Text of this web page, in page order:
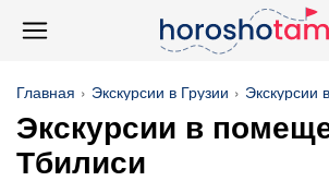
Главная Экскурсии в Грузии Экскурсии
Экскурсии в
Тбилиси